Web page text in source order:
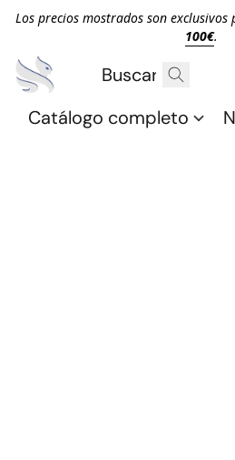
Los precios mostrados son exclusivos
100€.
Catálogo completo